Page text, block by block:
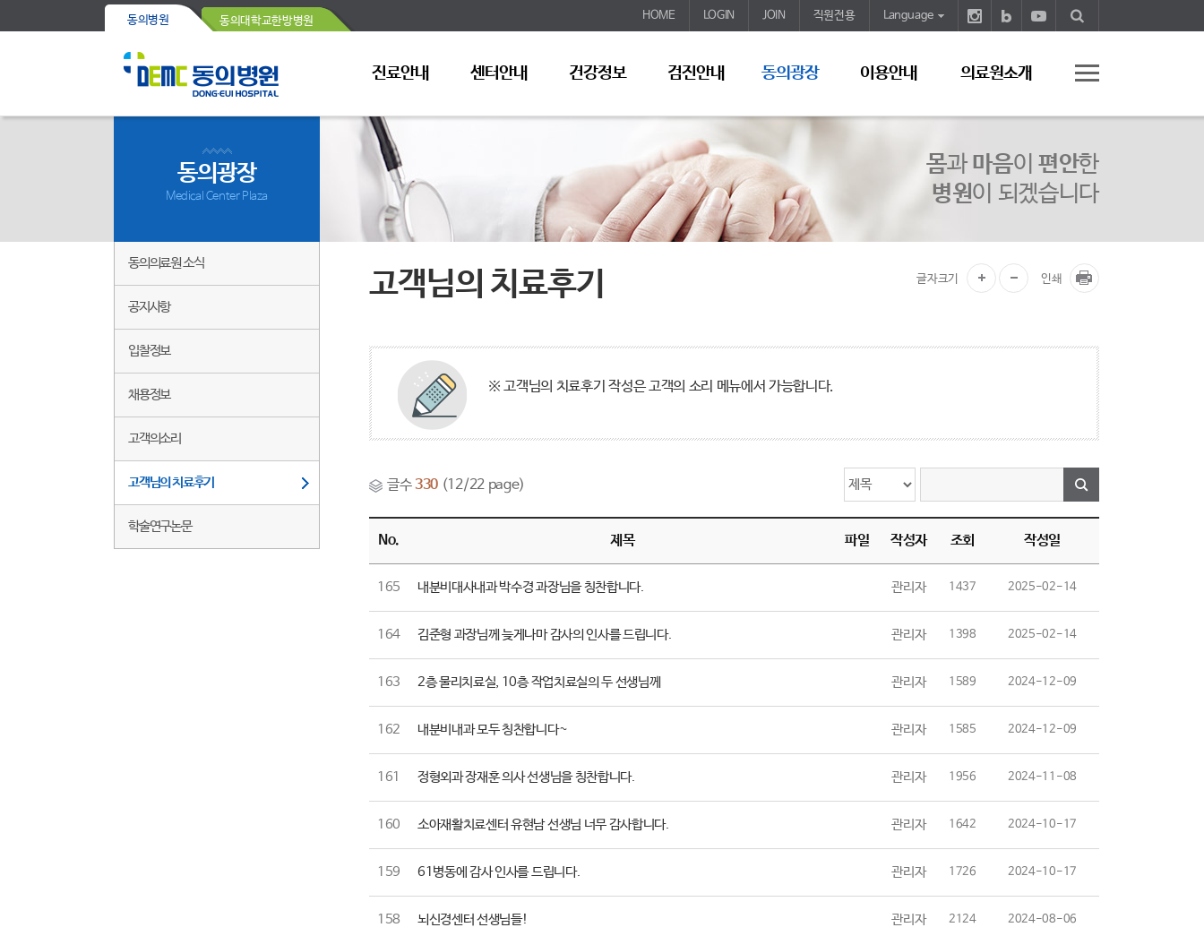
동의병원 동의대학교한방병원 HOME LOGIN JOIN 직원전용 Language
진료안내 센터안내 건강정보 검진안내 동의광장 이용안내 의료원소개
몸과 마음이 편안한
병원이 되겠습니다
동의광장
Medical Center Plaza
동의의료원 소식
공지사항
입찰정보
채용정보
고객의소리
고객님의 치료후기
학술연구논문
고객님의 치료후기 글자크기 인쇄
※ 고객님의 치료후기 작성은 고객의 소리 메뉴에서 가능합니다.
글수330 (12/22 page)
No. 제목 파일 작성자 조회 작성일
165 내분비대사내과 박수경 과장님을 칭찬합니다. 관리자 1437 2025-02-14
164 김준형 과장님께 늦게나마 감사의 인사를 드립니다. 관리자 1398 2025-02-14
163 2층 물리치료실, 10층 작업치료실의 두 선생님께 관리자 1589 2024-12-09
162 내분비내과 모두 칭찬합니다~ 관리자 1585 2024-12-09
161 정형외과 장재훈 의사 선생님을 칭찬합니다. 관리자 1956 2024-11-08
160 소아재활치료센터 유현남 선생님 너무 감사합니다. 관리자 1642 2024-10-17
159 61병동에 감사 인사를 드립니다. 관리자 1726 2024-10-17
158 뇌신경센터 선생님들! 관리자 2124 2024-08-06